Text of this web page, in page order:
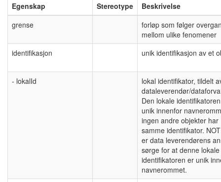
Egenskap Stereotype
Beskrivelse
grense
forløp som følger
mellom ulike fenomener
identifikasjon
unik identifikasjon av et
- lokalId
lokal identifikator, tildelt
dataleverendør/
Den lokale
unik innenfor
ingen andre objekter har
samme identifikator.
er data leverendørens
sørge for at denne lokale
identifikatoren er unik
navnerommet.